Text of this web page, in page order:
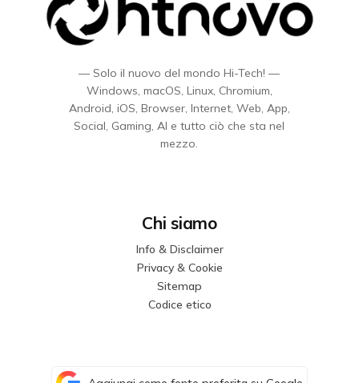
— Solo il nuovo del mondo Hi-Tech! —
Windows, macOS, Linux, Chromium,
Android, iOS, Browser, Internet, Web, App,
Social, Gaming, AI e tutto ciò che sta nel
mezzo.
Chi siamo
Info & Disclaimer
Privacy & Cookie
Sitemap
Codice etico